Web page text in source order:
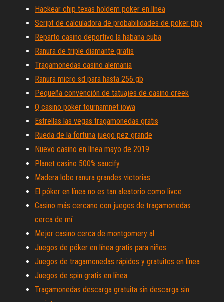
Hackear chip texas holdem poker en línea
Script de calculadora de probabilidades de poker php
Reparto casino deportivo la habana cuba
Ranura de triple diamante gratis
Tragamonedas casino alemania
Ranura micro sd para hasta 256 gb
Pequeña convención de tatuajes de casino creek
Q casino poker tournamnet iowa
Estrellas las vegas tragamonedas gratis
Rueda de la fortuna juego pez grande
Nuevo casino en línea mayo de 2019
Planet casino 500% saucify
Madera lobo ranura grandes victorias
El póker en línea no es tan aleatorio como livce
Casino más cercano con juegos de tragamonedas
cerca de mí
Mejor casino cerca de montgomery al
Juegos de póker en línea gratis para niños
Juegos de tragamonedas rápidos y gratuitos en línea
Juegos de spin gratis en línea
Tragamonedas descarga gratuita sin descarga sin